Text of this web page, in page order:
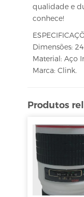
qualidade e
conhece!
Dimensões:
Material: Aço
Marca: Clink.
Produtos